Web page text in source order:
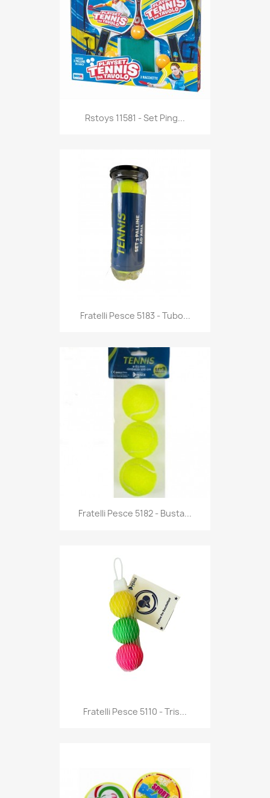
Anteprima
Rstoys 11581 - Set Ping...
Anteprima
Fratelli Pesce 5183 - Tubo...
Anteprima
Fratelli Pesce 5182 - Busta...
Anteprima
Fratelli Pesce 5110 - Tris...